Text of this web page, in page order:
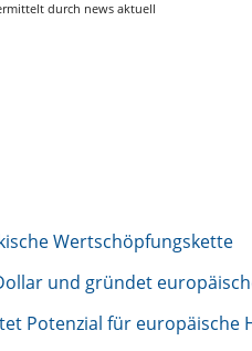
durch news aktuell
Wertschöpfungskette
und gründet
Potenzial für europäische